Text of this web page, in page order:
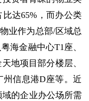
达65%，而办公类
业作为总部/区域总
海金融中心T1座、
地项目部分楼层、
信息港D座等。近
的企业办公场所需